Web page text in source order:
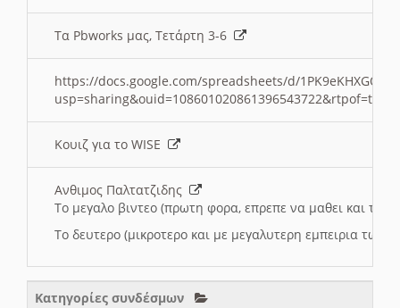
Τα Pbworks μας, Τετάρτη 3-6
https://docs.google.com/spreadsheets/d/
Κουιζ για το WISE
Ανθιμος Παλτατζιδης
Το μεγαλο βιντεο (πρωτη φορα, επρεπε να μαθει και το
Το δευτερο (μικροτερο και με μεγαλυτερη εμπειρια
Κατηγορίες συνδέσμων